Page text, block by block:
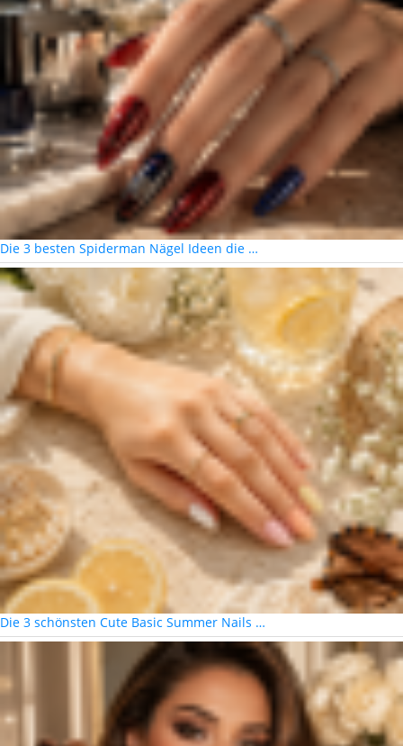
Die 3 besten Spiderman Nägel Ideen die …
Die 3 schönsten Cute Basic Summer Nails …